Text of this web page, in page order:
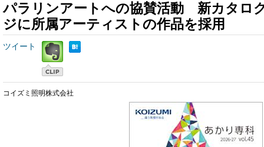
パラリンアートへの協賛活動 新カタロ
ジに所属アーティストの作品を採用
ツイート
コイズミ照明株式会社